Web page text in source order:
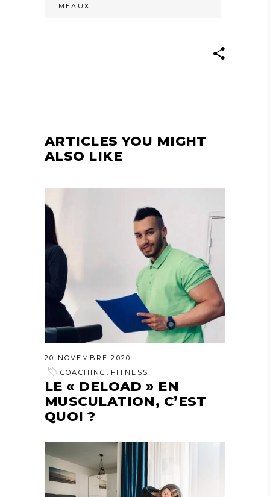
MEAUX
ARTICLES YOU MIGHT
ALSO LIKE
20 NOVEMBRE 2020
COACHING , FITNESS
LE « DELOAD » EN
MUSCULATION, C’EST
QUOI ?